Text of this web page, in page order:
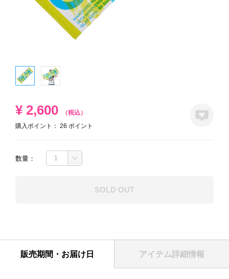
¥ 2,600
（税込）
購入ポイント： 26 ポイント
数量：
SOLD OUT
販売期間・お届け日 アイテム詳細情報
表紙